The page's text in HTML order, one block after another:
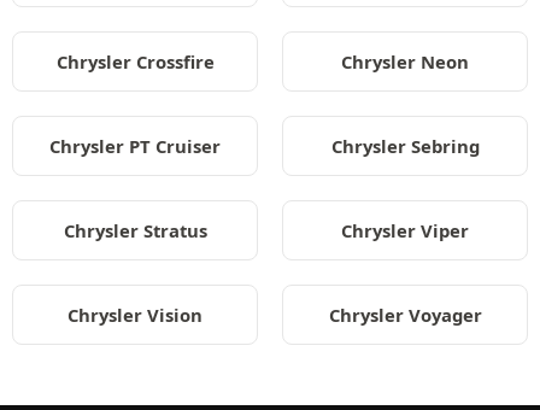
Chrysler Crossfire Chrysler Neon
Chrysler PT Cruiser Chrysler Sebring
Chrysler Stratus Chrysler Viper
Chrysler Vision Chrysler Voyager